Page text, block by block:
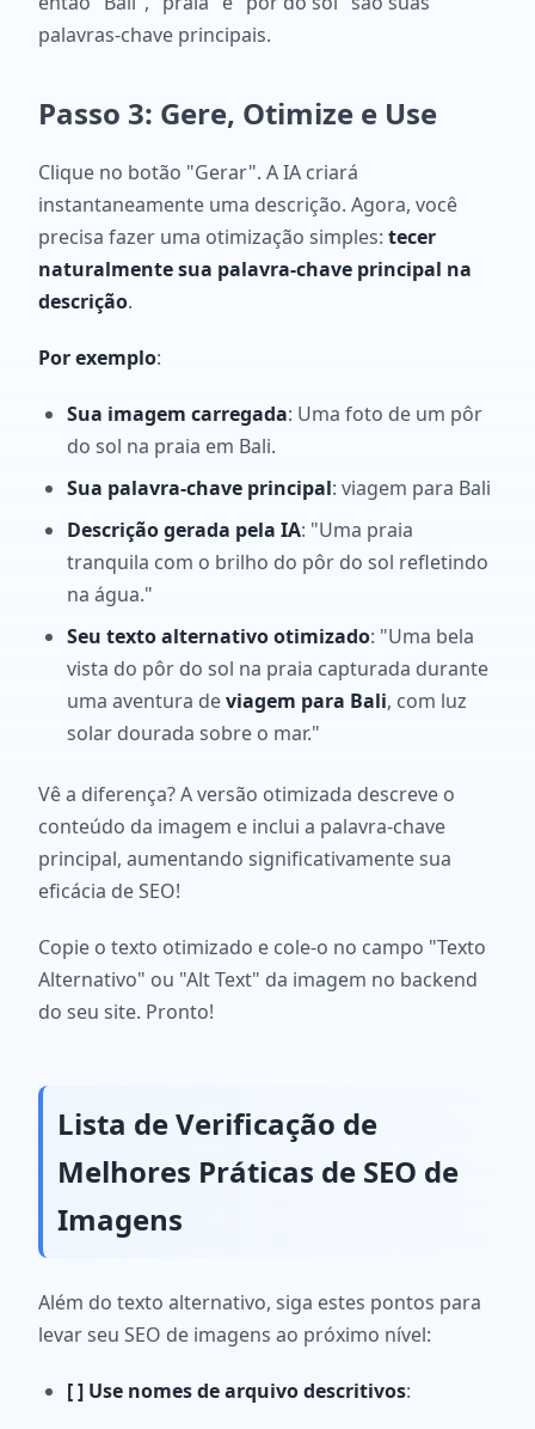
palavras-chave principais.
Passo 3: Gere, Otimize e Use
Clique no botão "Gerar". A IA criará
instantaneamente uma descrição. Agora, você
precisa fazer uma otimização simples: tecer
naturalmente sua palavra-chave principal na
descrição.
Por exemplo:
Sua imagem carregada: Uma foto de um pôr
do sol na praia em Bali.
Sua palavra-chave principal: viagem para Bali
Descrição gerada pela IA: "Uma praia
tranquila com o brilho do pôr do sol refletindo
na água."
Seu texto alternativo otimizado: "Uma bela
vista do pôr do sol na praia capturada durante
uma aventura deviagem para Bali, com luz
solar dourada sobre o mar."
Vê a diferença? A versão otimizada descreve o
conteúdo da imagem e inclui a palavra-chave
principal, aumentando significativamente sua
eficácia de SEO!
Copie o texto otimizado e cole-o no campo "Texto
Alternativo" ou "Alt Text" da imagem no backend
do seu site. Pronto!
Lista de Verificação de
Melhores Práticas de SEO de
Imagens
Além do texto alternativo, siga estes pontos para
levar seu SEO de imagens ao próximo nível:
[ ] Use nomes de arquivo descritivos: